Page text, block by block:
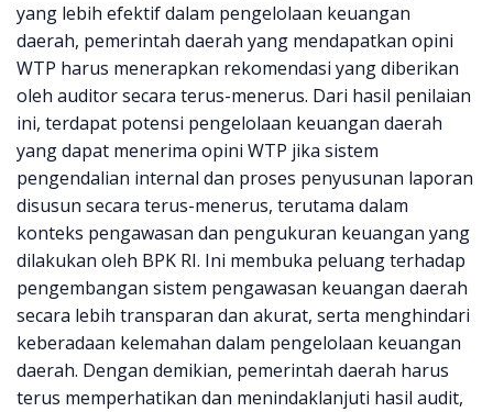
yang lebih efektif dalam pengelolaan keuangan
daerah, pemerintah daerah yang mendapatkan opini
WTP harus menerapkan rekomendasi yang diberikan
oleh auditor secara terus-menerus. Dari hasil penilaian
ini, terdapat potensi pengelolaan keuangan daerah
yang dapat menerima opini WTP jika sistem
pengendalian internal dan proses penyusunan laporan
disusun secara terus-menerus, terutama dalam
konteks pengawasan dan pengukuran keuangan yang
dilakukan oleh BPK RI. Ini membuka peluang terhadap
pengembangan sistem pengawasan keuangan daerah
secara lebih transparan dan akurat, serta menghindari
keberadaan kelemahan dalam pengelolaan keuangan
daerah. Dengan demikian, pemerintah daerah harus
terus memperhatikan dan menindaklanjuti hasil audit,